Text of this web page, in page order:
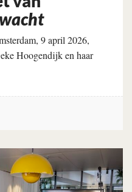
9 april 2026,
Hoogendijk en haar